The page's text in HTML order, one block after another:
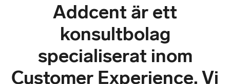
Addcent är ett
konsultbolag
specialiserat inom
Customer Experience. Vi